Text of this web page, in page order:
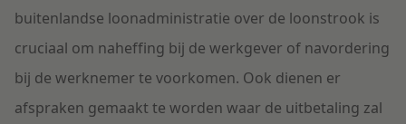
buitenlandse loonadministratie over de loonstrook is
cruciaal om naheffing bij de werkgever of navordering
bij de werknemer te voorkomen. Ook dienen er
afspraken gemaakt te worden waar de uitbetaling zal